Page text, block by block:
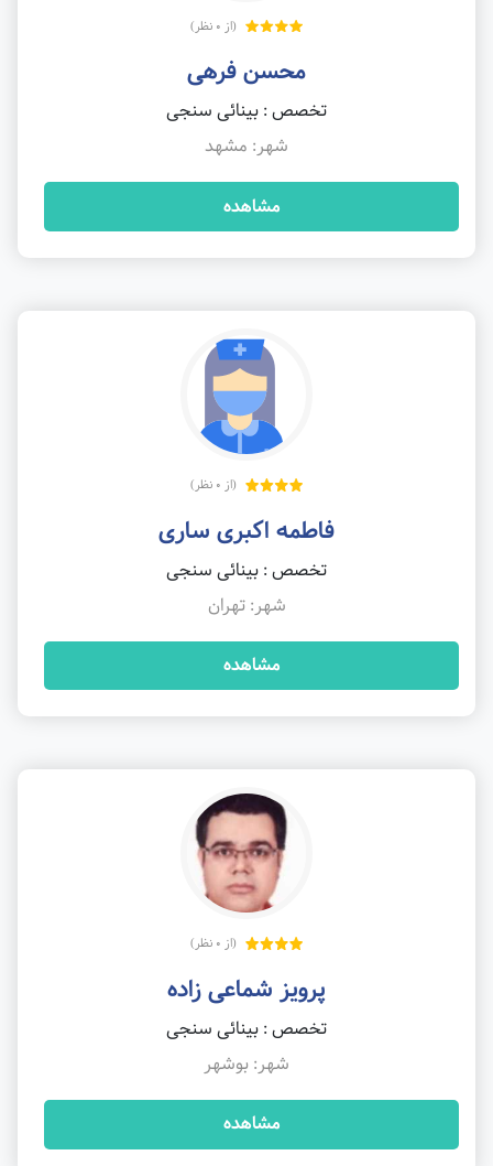
(از 0 نظر)
محسن فرهی
تخصص : بینائی سنجی
شهر: مشهد
مشاهده
(از 0 نظر)
فاطمه اکبری ساری
تخصص : بینائی سنجی
شهر: تهران
مشاهده
(از 0 نظر)
پرویز شماعی زاده
تخصص : بینائی سنجی
شهر: بوشهر
مشاهده